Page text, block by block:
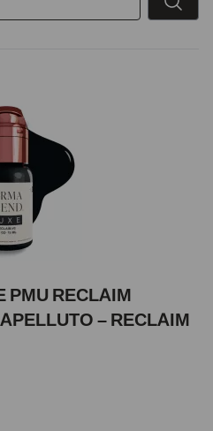
PMU RECLAIM
– RECLAIM